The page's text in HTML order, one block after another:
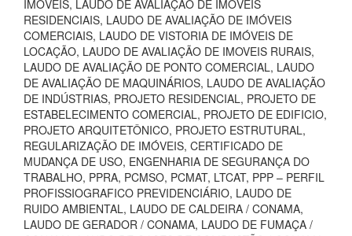
IMÓVEIS, LAUDO DE AVALIAÇÃO DE IMÓVEIS
RESIDENCIAIS, LAUDO DE AVALIAÇÃO DE IMÓVEIS
COMERCIAIS, LAUDO DE VISTORIA DE IMÓVEIS DE
LOCAÇÃO, LAUDO DE AVALIAÇÃO DE IMOVEIS RURAIS,
LAUDO DE AVALIAÇÃO DE PONTO COMERCIAL, LAUDO
DE AVALIAÇÃO DE MAQUINÁRIOS, LAUDO DE AVALIAÇÃO
DE INDÚSTRIAS, PROJETO RESIDENCIAL, PROJETO DE
ESTABELECIMENTO COMERCIAL, PROJETO DE EDIFICIO,
PROJETO ARQUITETÔNICO, PROJETO ESTRUTURAL,
REGULARIZAÇÃO DE IMÓVEIS, CERTIFICADO DE
MUDANÇA DE USO, ENGENHARIA DE SEGURANÇA DO
TRABALHO, PPRA, PCMSO, PCMAT, LTCAT, PPP – PERFIL
PROFISSIOGRAFICO PREVIDENCIÁRIO, LAUDO DE
RUIDO AMBIENTAL, LAUDO DE CALDEIRA / CONAMA,
LAUDO DE GERADOR / CONAMA, LAUDO DE FUMAÇA /